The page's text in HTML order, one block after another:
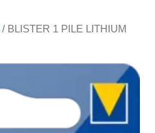
/ BLISTER 1 PILE LITHIUM